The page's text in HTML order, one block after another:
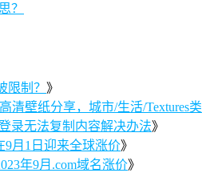
？
限制？ 》
清壁纸分享，城市/生活/Textures类
录无法复制内容解决办法》
9月1日迎来全球涨价》
年9月.com域名涨价》